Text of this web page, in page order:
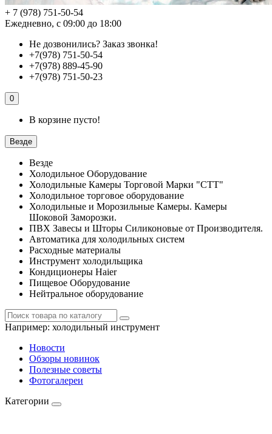
+ 7 (978) 751-50-54
Ежедневно, с 09:00 до 18:00
Не дозвонились? Заказ звонка!
+7(978) 751-50-54
+7(978) 889-45-90
+7(978) 751-50-23
0
В корзине пусто!
Везде
Везде
Холодильное Оборудование
Холодильные Камеры Торговой Марки "СТТ"
Холодильное торговое оборудование
Холодильные и Морозильные Камеры. Камеры
Шоковой Заморозки.
ПВХ Завесы и Шторы Силиконовые от Производителя.
Автоматика для холодильных систем
Расходные материалы
Инструмент холодильщика
Кондиционеры Haier
Пищевое Оборудование
Нейтральное оборудование
Например: холодильный инструмент
Новости
Обзоры новинок
Полезные советы
Фотогалереи
Категории